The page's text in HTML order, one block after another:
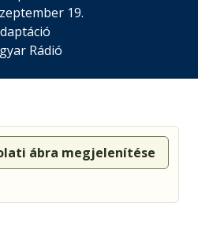
19.
Rádió
ábra megjelenítése